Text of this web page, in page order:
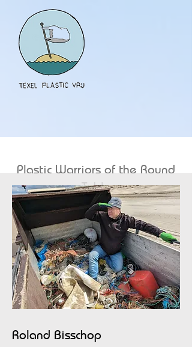
Plastic Warriors of the Round
Table
Roland Bisschop